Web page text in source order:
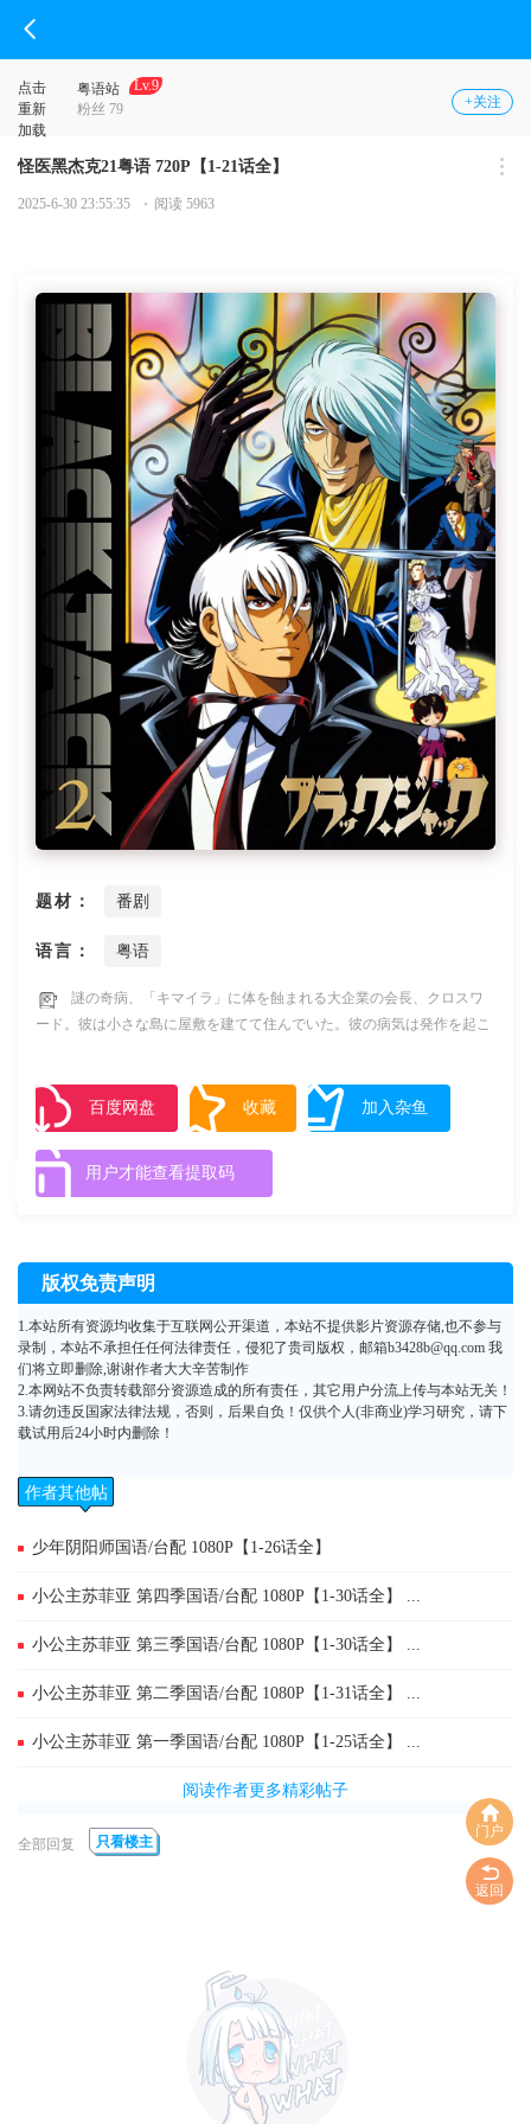
门户
返回
点击
重新
加载
粤语站
Lv.9
粉丝 79
+关注
怪医黑杰克21粤语 720P【1-21话全】
2025-6-30 23:55:35 阅读 5963
题材： 番剧
语言： 粤语
謎の奇病、「キマイラ」に体を蝕まれる大企業の会長、クロスワ
ード。彼は小さな島に屋敷を建てて住んでいた。彼の病気は発作を起こ
る。最終的には口から青い光を出して死に至る。ブラックジャックを呼
び寄せ、治療を行うものの原因は全くつかめず。島にいた唯一の診療医
も兄がその病に冒され、やがて死に至った。島の人間達は、次第にキマ
イラが大量発生したのはやつのせいだと、クロスワードに対する不信感
百度网盘 收藏 加入杂鱼
用户才能查看提取码
版权免责声明
1.本站所有资源均收集于互联网公开渠道，本站不提供影片资源存储,也不参与
录制，本站不承担任任何法律责任，侵犯了贵司版权，邮箱b3428b@qq.com 我
们将立即删除,谢谢作者大大辛苦制作
2.本网站不负责转载部分资源造成的所有责任，其它用户分流上传与本站无关！
3.请勿违反国家法律法规，否则，后果自负！仅供个人(非商业)学习研究，请下
载试用后24小时内删除！
作者其他帖
少年阴阳师国语/台配 1080P【1-26话全】
小公主苏菲亚 第四季国语/台配 1080P【1-30话全】 ...
小公主苏菲亚 第三季国语/台配 1080P【1-30话全】 ...
小公主苏菲亚 第二季国语/台配 1080P【1-31话全】 ...
小公主苏菲亚 第一季国语/台配 1080P【1-25话全】 ...
阅读作者更多精彩帖子
全部回复 只看楼主